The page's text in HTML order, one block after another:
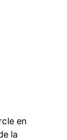
en
la